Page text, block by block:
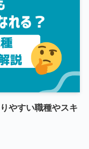
やすい職種やスキ